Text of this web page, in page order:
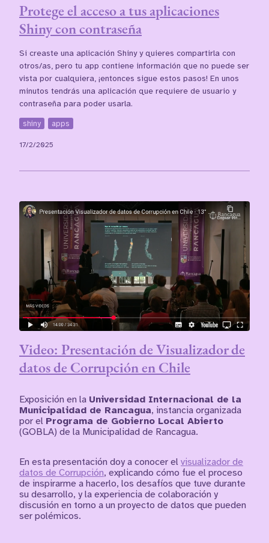
Protege el acceso a tus aplicaciones
Shiny con contraseña
Si creaste una aplicación Shiny y quieres compartirla con
otros/as, pero tu app contiene información que no puede ser
vista por cualquiera, ¡entonces sigue estos pasos! En unos
minutos tendrás una aplicación que requiere de usuario y
contraseña para poder usarla.
shiny apps
17/2/2025
Video: Presentación de Visualizador de
datos de Corrupción en Chile
Exposición en la Universidad Internacional de la
Municipalidad de Rancagua, instancia organizada
por el Programa de Gobierno Local Abierto
(GOBLA) de la Municipalidad de Rancagua.
En esta presentación doy a conocer el visualizador de
datos de Corrupción, explicando cómo fue el proceso
de inspirarme a hacerlo, los desafíos que tuve durante
su desarrollo, y la experiencia de colaboración y
discusión en torno a un proyecto de datos que pueden
ser polémicos.